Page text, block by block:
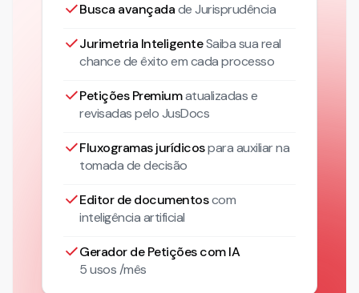
Busca avançadade Jurisprudência
Jurimetria InteligenteSaiba sua real
chance de êxito em cada processo
Petições Premiumatualizadase
revisadas pelo JusDocs
Fluxogramas jurídicospara auxiliar na
tomada de decisão
Editor de documentoscom
inteligência artificial
Gerador de Petições com IA
5 usos /mês